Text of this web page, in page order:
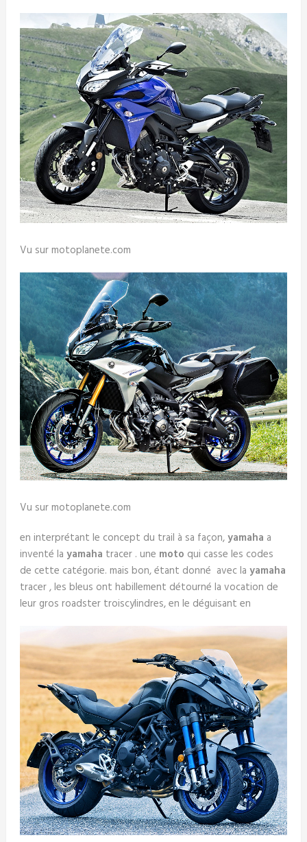
Vu sur motoplanete.com
Vu sur motoplanete.com
en interprétant le concept du trail à sa façon,yamaha a
inventé la yamaha tracer . une moto qui casse les codes
de cette catégorie. mais bon, étant donné avec la yamaha
tracer , les bleus ont habillement détourné la vocation de
leur gros roadster troiscylindres, en le déguisant en